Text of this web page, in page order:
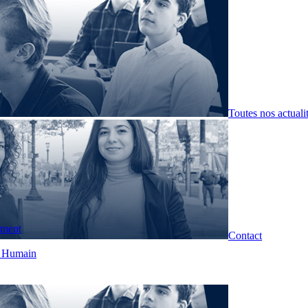
Toutes nos
Contact